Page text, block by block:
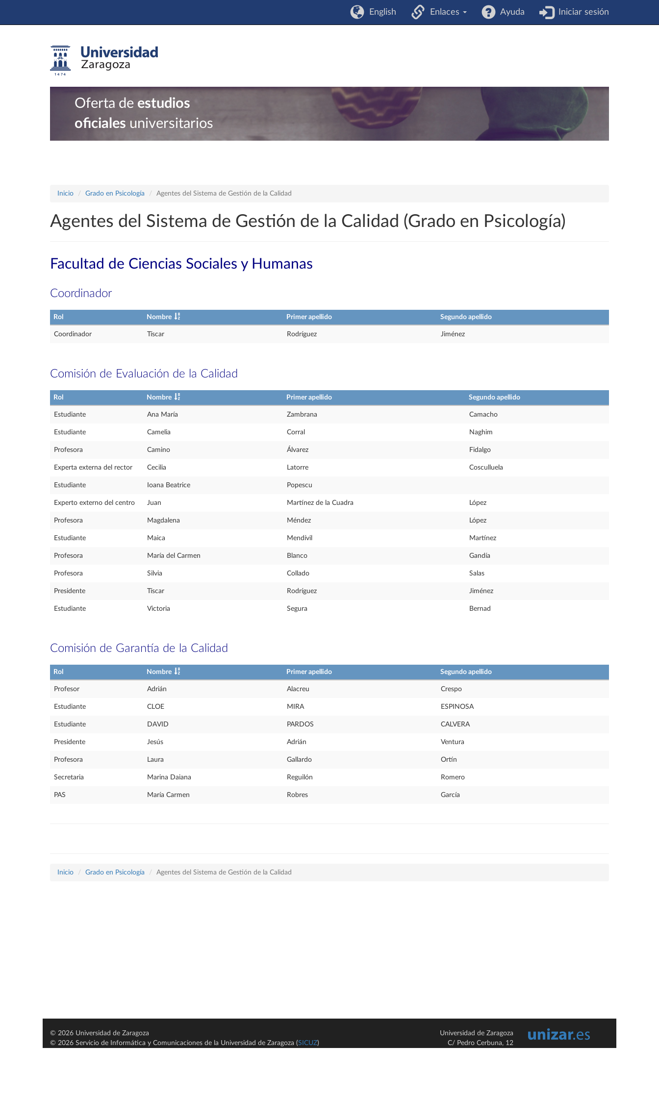
English Enlaces Ayuda Iniciar sesión
Oferta de estudios
oficiales universitarios
Inicio Grado en Psicología Agentes del Sistema de Gestión de la Calidad
Agentes del Sistema de Gestión de la Calidad (Grado en Psicología)
Facultad de Ciencias Sociales y Humanas
Coordinador
Rol Nombre Primer apellido Segundo apellido
Coordinador Tíscar Rodríguez Jiménez
Comisión de Evaluación de la Calidad
Rol Nombre Primer apellido Segundo apellido
Estudiante Ana María Zambrana Camacho
Estudiante Camelia Corral Naghim
Profesora Camino Álvarez Fidalgo
Experta externa del rector Cecilia Latorre Cosculluela
Estudiante Ioana Beatrice Popescu
Experto externo del centro Juan Martínez de la Cuadra López
Profesora Magdalena Méndez López
Estudiante Maica Mendívil Martínez
Profesora María del Carmen Blanco Gandía
Profesora Silvia Collado Salas
Presidente Tíscar Rodríguez Jiménez
Estudiante Victoria Segura Bernad
Comisión de Garantía de la Calidad
Rol Nombre Primer apellido Segundo apellido
Profesor Adrián Alacreu Crespo
Estudiante CLOE MIRA ESPINOSA
Estudiante DAVID PARDOS CALVERA
Presidente Jesús Adrián Ventura
Profesora Laura Gallardo Ortín
Secretaria Marina Daiana Reguilón Romero
PAS María Carmen Robres García
Inicio Grado en Psicología Agentes del Sistema de Gestión de la Calidad
© 2026 Universidad de Zaragoza
© 2026 Servicio de Informática y Comunicaciones de la Universidad de Zaragoza (SICUZ)
Universidad de Zaragoza
C/ Pedro Cerbuna, 12